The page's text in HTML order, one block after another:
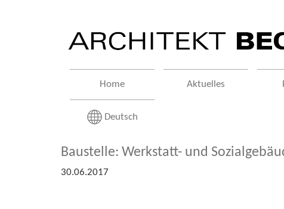
Home Aktuelles
Deutsch
Baustelle: Werkstatt- und
30.06.2017